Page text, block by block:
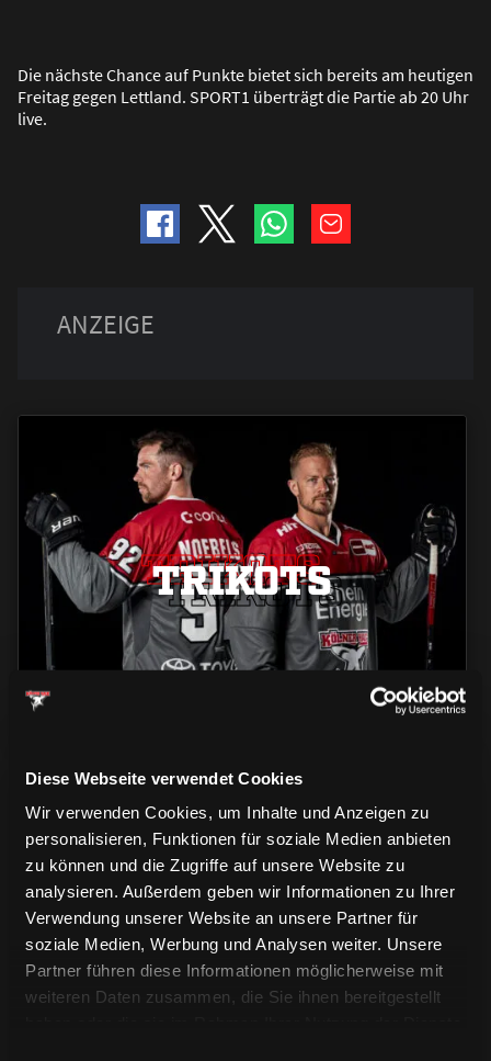
Diese Webseite verwendet Cookies
Wir verwenden Cookies, um Inhalte und Anzeigen zu
personalisieren, Funktionen für soziale Medien anbieten
zu können und die Zugriffe auf unsere Website zu
analysieren. Außerdem geben wir Informationen zu Ihrer
Verwendung unserer Website an unsere Partner für
soziale Medien, Werbung und Analysen weiter. Unsere
Partner führen diese Informationen möglicherweise mit
weiteren Daten zusammen, die Sie ihnen bereitgestellt
Die nächste Chance auf Punkte bietet sich bereits am heutigen
Freitag gegen Lettland. SPORT1 überträgt die Partie ab 20 Uhr
live.
TRIKOTS
TRIKOTS
TRIKOTS
CAPS & CO
CAPS & CO
CAPS & CO